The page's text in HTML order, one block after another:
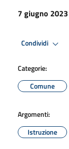
7 giugno 2023
Condividi
Categorie:
Comune
Argomenti:
Istruzione